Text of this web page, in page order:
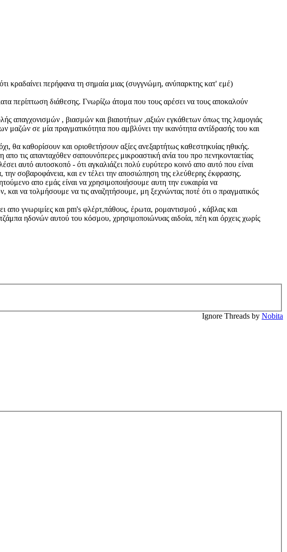
κραδαίνει περήφανα τη σημαία μιας (συγγνώμη, ανύπαρκτης κατ' εμέ)
περίπτωση διάθεσης. Γνωρίζω άτομα που τους αρέσει να τους αποκαλούν
απαγχονισμών , βιασμών και βιαιοτήτων ,αξιών εγκάθετων όπως της λαμογιάς
σε μία πραγματικότητα που αμβλύνει την ικανότητα αντίδρασής του και
θα καθορίσουν και οριοθετήσουν αξίες ανεξαρτήτως καθεστηκυίας ηθικής.
τις απανταχόθεν σαπουνόπερες μικροαστική ανία του προ πενηκονταετίας
αυτό αυτοσκοπό - ότι αγκαλιάζει πολύ ευρύτερο κοινό απο αυτό που είναι
την σοβαροφάνεια, και εν τέλει την αποσιώπηση της ελεύθερης έκφρασης.
απο εμάς είναι να χρησιμοποιήσουμε αυτη την ευκαιρία να
να τολμήσουμε να τις αναζητήσουμε, μη ξεχνώντας ποτέ ότι ο πραγματικός
γνωριμίες και pm's φλέρτ,πάθους, έρωτα, ρομαντισμού , κάβλας και
ηδονών αυτού του κόσμου, χρησιμοποιώνυας αιδοία, πέη και όρχεις χωρίς
Ignore Threads by Nobita